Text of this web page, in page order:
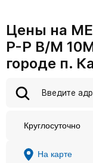
Цены на
Р-Р В/М
городе п.
Круглосуточно
На карте